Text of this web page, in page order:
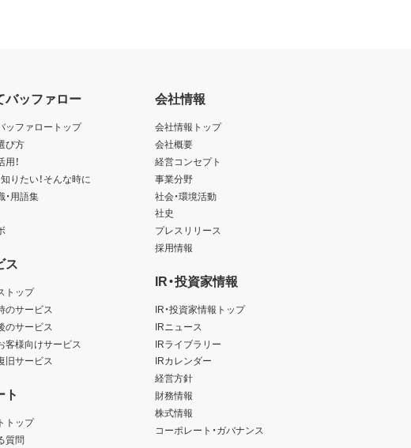
バッファロー
ッファロートップ
び方
！
知りたい！そんな時に
・用語集
ス
トップ
のサービス
のサービス
客様向けサービス
旧サービス
ト
トップ
質問
会社情報
会社情報トップ
会社概要
経営コンセプト
事業分野
社会・環境活動
社史
プレスリリース
採用情報
IR・投資家情報
IR・投資家情報トップ
IRニュース
IRライブラリー
IRカレンダー
経営方針
財務情報
株式情報
コーポレート・ガバナンス